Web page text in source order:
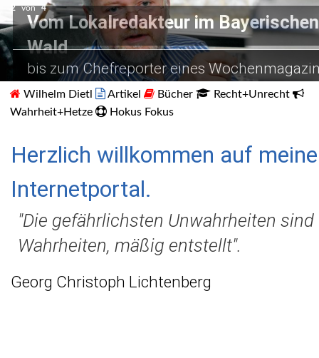
Vom Lokalredakteur im Bayerischen
Wald
bis zum Chefreporter eines
Vom Chefreporter zum BND
hier im Gespräch mit amerikanische
Beirut.
Recherchen in Pakistan
nur mit Personenschutz möglich.
2 von 4
Wilhelm Dietl Artikel Bücher
Recht+Unrecht
Wahrheit+Hetze
Hokus Fokus
Herzlich willkommen auf
Internetportal.
"Die gefährlichsten Unwahrheiten sind
Wahrheiten, mäßig entstellt".
Georg Christoph Lichtenberg